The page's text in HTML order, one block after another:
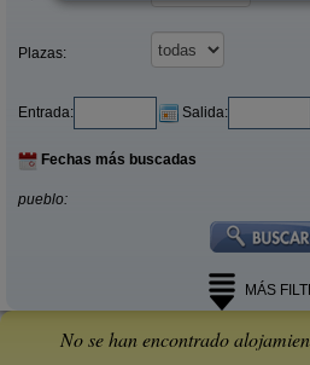
Plazas:
Entrada: Salida:
Fechas más buscadas
pueblo:
MÁS
No se han encontrado